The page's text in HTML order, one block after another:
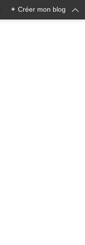
+ Créer mon blog